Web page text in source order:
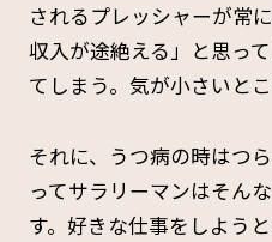
されるプレッシャーが常
収入が途絶える」と思っ
てしまう。気が小さいとこ
それに、うつ病の時はつ
ってサラリーマンはそん
す。好きな仕事をしよう